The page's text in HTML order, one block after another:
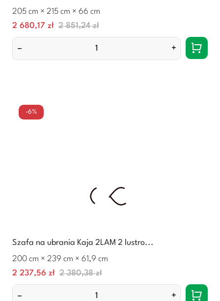
205 cm × 215 cm × 66 cm
Cena
2 680,17 zł Normalna
cena
2 851,24 zł
– +
-6%
Szafa na ubrania Kaja 2LAM 2 lustro...
200 cm × 239 cm × 61,9 cm
Cena
2 237,56 zł Normalna
cena
2 380,38 zł
– +